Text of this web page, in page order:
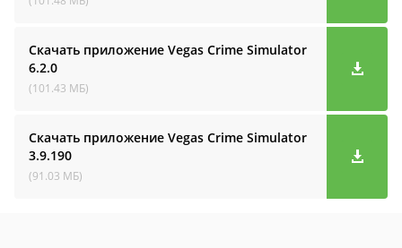
Скачать приложение Vegas Crime Simulator
6.2.0
(101.43 МБ)
Скачать приложение Vegas Crime Simulator
3.9.190
(91.03 МБ)